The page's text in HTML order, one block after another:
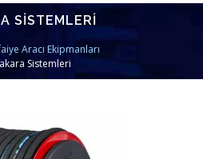
SISTEMLERI
Aracı Ekipmanları
Sistemleri